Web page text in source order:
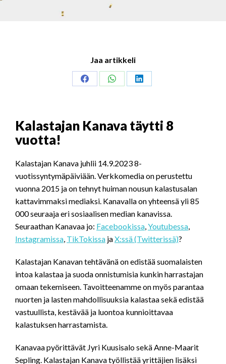
Jaa artikkeli
Share
Share
Share
Kalastajan Kanava täytti 8
vuotta!
Kalastajan Kanava juhlii 14.9.2023 8-
vuotissyntymäpäiviään. Verkkomedia on perustettu
vuonna 2015 ja on tehnyt huiman nousun kalastusalan
kattavimmaksi mediaksi. Kanavalla on yhteensä yli 85
000 seuraaja eri sosiaalisen median kanavissa.
Seuraathan Kanavaa jo: Facebookissa,Youtubessa,
Instagramissa, TikTokissa jaX:ssä (Twitterissä)?
Kalastajan Kanavan tehtävänä on edistää suomalaisten
intoa kalastaa ja suoda onnistumisia kunkin harrastajan
omaan tekemiseen. Tavoitteenamme on myös parantaa
nuorten ja lasten mahdollisuuksia kalastaa sekä edistää
vastuullista, kestävää ja luontoa kunnioittavaa
kalastuksen harrastamista.
Kanavaa pyörittävät Jyri Kuusisalo sekä Anne-Maarit
Sepling. Kalastajan Kanava työllistää yrittäjien lisäksi